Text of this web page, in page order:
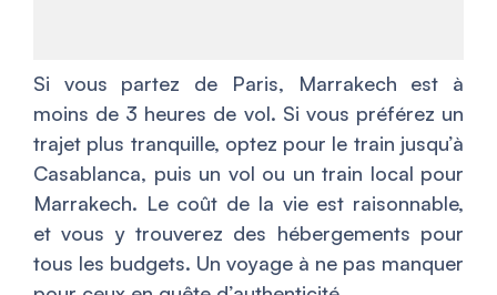
Si vous partez de Paris, Marrakech est à
moins de 3 heures de vol. Si vous préférez un
trajet plus tranquille, optez pour le train jusqu’à
Casablanca, puis un vol ou un train local pour
Marrakech. Le coût de la vie est raisonnable,
et vous y trouverez des hébergements pour
tous les budgets. Un voyage à ne pas manquer